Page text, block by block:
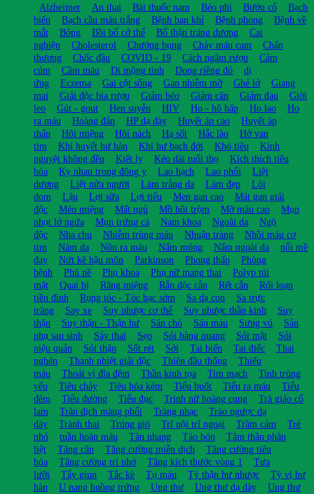
Alzheimer An thai Bài thuốc nam Béo phì Bướu cổ
Bạch
biến
Bạch cầu máu trắng Bệnh ban khỉ Bệnh phong
Bệnh về
mắt
Bỏng Bồi bổ cở thể Bổ thận tráng dương
Cai
nghiện
Cholesterol Chướng bụng Chảy máu cam
Chấn
thương
Chốc đầu COVID - 19 Cách ngâm rượu
Cảm
cúm
Cầm máu Di mộng tinh Dong riềng đỏ
dị
ứng
Eczema Gai cột sống Gan nhiễm mỡ Ghẻ lở
Giang
mai
Giải độc bia rượu Giảm béo Giảm cân Giảm đau
Giời
leo
Gút - gout Hen suyễn HIV Ho - hô hấp Ho lao
Ho
ra máu
Hoàng đản HP dạ dày Huyết áp cao
Huyết áp
thấp
Hôi miệng Hôi nách Hạ sốt Hắc lào
Hở van
tim
Khí huyết hư hàn Khí hư bạch đới Khó tiêu
Kinh
nguyệt không đều
Kiết lỵ Kéo dài tuổi thọ
Kích thích tiêu
hóa
Kỵ nhau trong đông y Lao hạch Lao phổi
Liệt
dương
Liệt nửa người Làm trắng da Làm đẹp
Lòi
dom
Lậu Lợi sữa Lợi tiểu Men gan cao
Mát gan giải
độc
Méo miệng Mất ngủ Mồ hôi trộm Mỡ máu cao
Mụn
nhọt lở ngứa
Mụn trứng cá Nam khoa Ngoài da
Ngộ
độc
Nha chu Nhiễm trùng máu Nhuận tràng
Nhồi máu cơ
tim
Nám da Nôn ra máu Nấm móng Nấm ngoài da
nổi mề
đay
Nứt kẽ hậu môn Parkinson Phong thấp
Phòng
bệnh
Phù nề Phụ khoa Phụ nữ mang thai
Polyp túi
mật
Quai bị Răng miệng Rắn độc cắn Rết cắn
Rối loạn
tiền đình
Rụng tóc - Tóc bạc sớm Sa dạ con
Sa trực
tràng
Say xe Suy nhược cơ thể Suy nhược thần kinh
Suy
thận
Suy thận - Thận hư Sán chó Sán máu Sưng vú
Sản
phụ sau sinh
Sảy thai Sẹo Sỏi bàng quang Sỏi mật
Sỏi
niệu quản
Sỏi thận Sốt rét Sởi Tai biến Tai điếc
Thai
nghén
Thanh nhiệt giải độc Thiên đầu thống
Thiếu
máu
Thoát vị đĩa đệm Thần kinh tọa Tim mạch
Tinh trùng
yếu
Tiêu chảy Tiêu hóa kém Tiểu buốt Tiểu ra máu
Tiểu
đêm
Tiểu đường Tiểu đục Trinh nữ hoàng cung
Trà giảo cổ
lam
Tràn dịch màng phổi Tràng nhạc
Trào ngược dạ
dày
Tránh thai Trúng gió Trĩ nội trĩ ngoại Trầm cảm
Trẻ
nhỏ
tuần hoàn máu Tàn nhang Táo bón
Tâm thần phân
liệt
Tăng cân Tăng cường miễn dịch
Tăng cường tiêu
hóa
Tăng cường trí nhớ Tăng kích thước vòng 1
Tưa
lưỡi
Tẩy giun Tắc kè Tụ máu Tỳ thận hư nhược
Tỳ vị hư
hàn
U nang buồng trứng Ung thư Ung thư dạ dày
Ung thư